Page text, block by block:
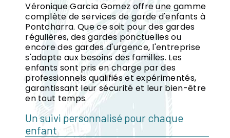
Véronique Garcia Gomez offre une gamme
complète de services de garde d'enfants à
Pontcharra. Que ce soit pour des gardes
régulières, des gardes ponctuelles ou
encore des gardes d'urgence, l'entreprise
s'adapte aux besoins des familles. Les
enfants sont pris en charge par des
professionnels qualifiés et expérimentés,
garantissant leur sécurité et leur bien-être
en tout temps.
Un suivi personnalisé pour chaque
enfant